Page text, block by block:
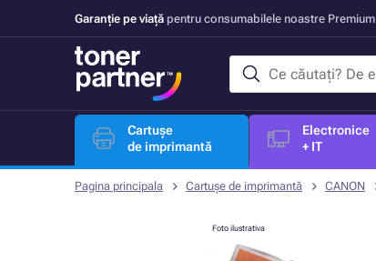
Garanție pe viață pentru consumabilele noastre Premium
Cartușe
de imprimantă
Electronice
+ IT
Pagina principala Cartușe de imprimantă CANON
Foto ilustrativa